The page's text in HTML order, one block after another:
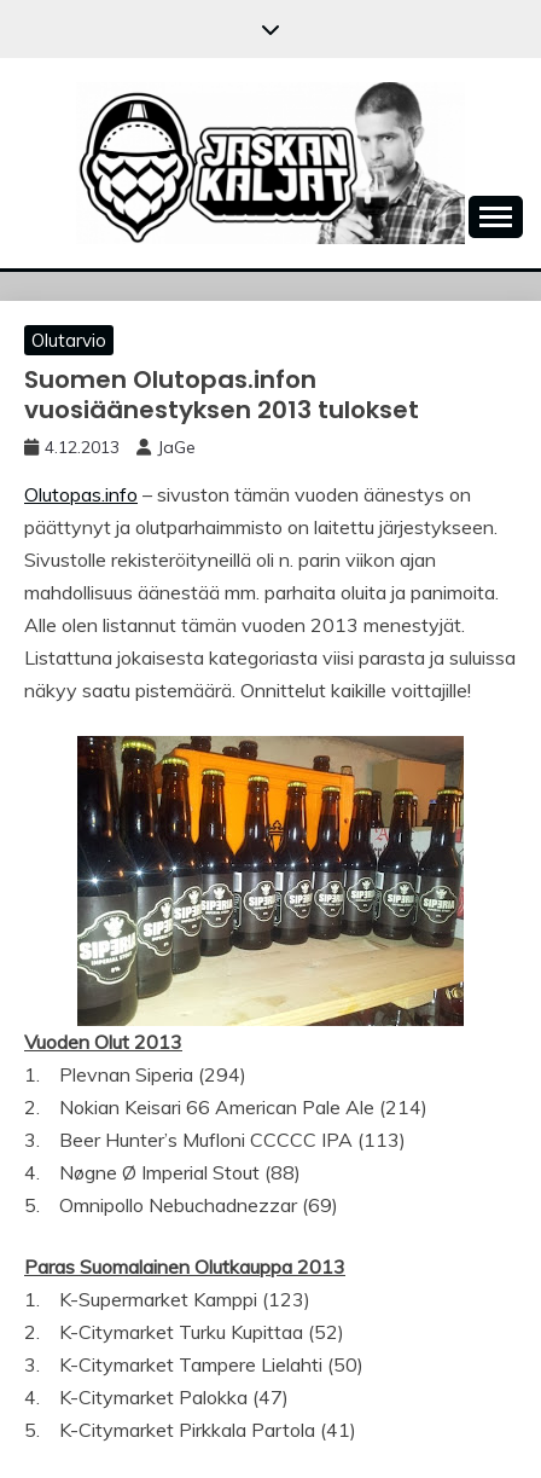
JASKANKALJAT
Olutarvio
Suomen Olutopas.infon
vuosiäänestyksen 2013 tulokset
4.12.2013 JaGe
Olutopas.info – sivuston tämän vuoden äänestys on
päättynyt ja olutparhaimmisto on laitettu järjestykseen.
Sivustolle rekisteröityneillä oli n. parin viikon ajan
mahdollisuus äänestää mm. parhaita oluita ja panimoita.
Alle olen listannut tämän vuoden 2013 menestyjät.
Listattuna jokaisesta kategoriasta viisi parasta ja suluissa
näkyy saatu pistemäärä. Onnittelut kaikille voittajille!
Vuoden Olut 2013
1. Plevnan Siperia (294)
2. Nokian Keisari 66 American Pale Ale (214)
3. Beer Hunter’s Mufloni CCCCC IPA (113)
4. Nøgne Ø Imperial Stout (88)
5. Omnipollo Nebuchadnezzar (69)
Paras Suomalainen Olutkauppa 2013
1. K-Supermarket Kamppi (123)
2. K-Citymarket Turku Kupittaa (52)
3. K-Citymarket Tampere Lielahti (50)
4. K-Citymarket Palokka (47)
5. K-Citymarket Pirkkala Partola (41)